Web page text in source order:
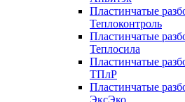
Пластинчатые
Теплоконтроль
Пластинчатые
Теплосила
Пластинчатые
ТПлР
Пластинчатые
ЭксЭко